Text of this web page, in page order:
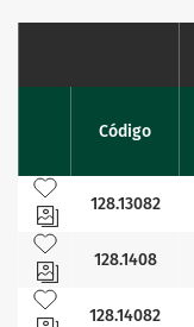
FavouritesCódigo
Añadir a mis favoritos
128.13082
Añadir a mis favoritos
128.1408
Añadir a mis favoritos
128.14082